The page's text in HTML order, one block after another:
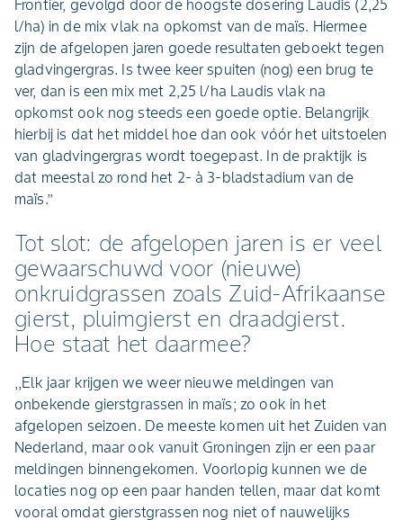
Frontier, gevolgd door de hoogste dosering Laudis (2,25
l/ha) in de mix vlak na opkomst van de maïs. Hiermee
zijn de afgelopen jaren goede resultaten geboekt tegen
gladvingergras. Is twee keer spuiten (nog) een brug te
ver, dan is een mix met 2,25 l/ha Laudis vlak na
opkomst ook nog steeds een goede optie. Belangrijk
hierbij is dat het middel hoe dan ook vóór het uitstoelen
van gladvingergras wordt toegepast. In de praktijk is
dat meestal zo rond het 2- à 3-bladstadium van de
maïs.’’
Tot slot: de afgelopen jaren is er veel
gewaarschuwd voor (nieuwe)
onkruidgrassen zoals Zuid-Afrikaanse
gierst, pluimgierst en draadgierst.
Hoe staat het daarmee?
,,Elk jaar krijgen we weer nieuwe meldingen van
onbekende gierstgrassen in maïs; zo ook in het
afgelopen seizoen. De meeste komen uit het Zuiden van
Nederland, maar ook vanuit Groningen zijn er een paar
meldingen binnengekomen. Voorlopig kunnen we de
locaties nog op een paar handen tellen, maar dat komt
vooral omdat gierstgrassen nog niet of nauwelijks